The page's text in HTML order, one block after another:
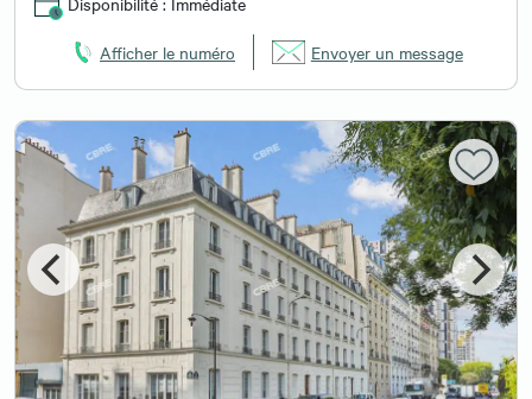
Afficher le numéro Envoyer un message